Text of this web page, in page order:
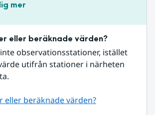
mer
eller beräknade värden?
observationsstationer, istället
utifrån stationer i närheten
eller beräknade värden?